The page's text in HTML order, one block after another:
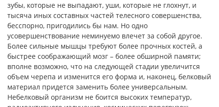
зубы, которые не выпадают, уши, которые не глохнут, и
тысяча иных составных частей телесного совершенства,
бесспорно, пригодились бы нам. Но одно
усовершенствование неминуемо влечет за собой другое.
Более сильные мышцы требуют более прочных костей, а
быстрее соображающий мозг – более обширной памяти;
вполне возможно, что на следующей стадии увеличится
объем черепа и изменится его форма и, наконец, белковый
материал придется заменить более универсальным.
Небелковый организм не боится высоких температур,